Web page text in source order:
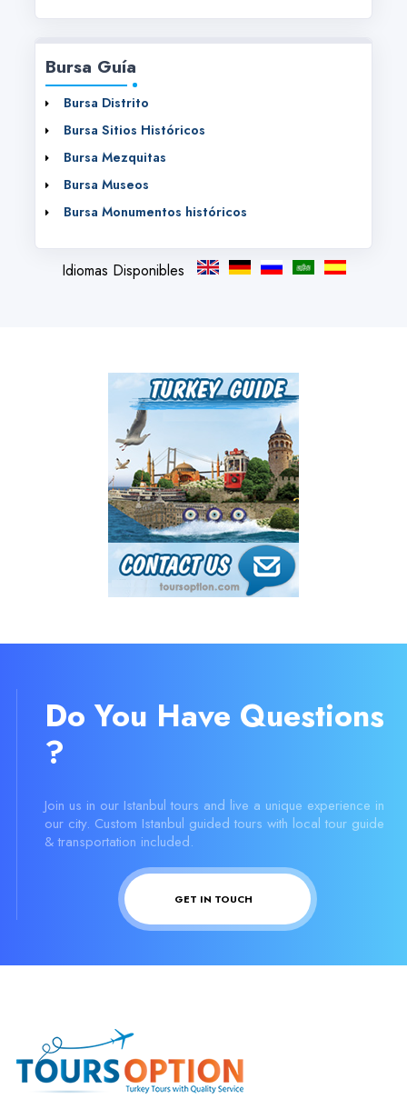
Bursa Guía
Bursa Distrito
Bursa Sitios Históricos
Bursa Mezquitas
Bursa Museos
Bursa Monumentos históricos
Idiomas Disponibles
Do You Have Questions
?
Join us in our Istanbul tours and live a unique experience in
our city. Custom Istanbul guided tours with local tour guide
& transportation included.
GET IN TOUCH